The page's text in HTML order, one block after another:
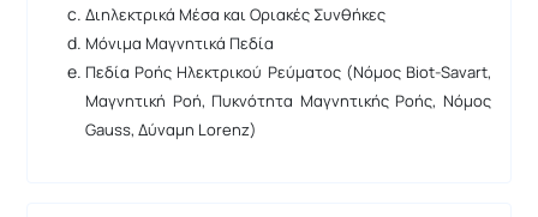
Διηλεκτρικά Μέσα και Οριακές Συνθήκες
Μόνιμα Μαγνητικά Πεδία
Πεδία Ροής Ηλεκτρικού Ρεύματος (Νόμος Biot-Savart,
Μαγνητική Ροή, Πυκνότητα Μαγνητικής Ροής, Νόμος
Gauss, Δύναμη Lorenz)